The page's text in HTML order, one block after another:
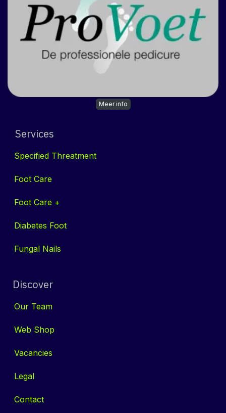
Meer info
Services
Specified Threatment
Foot Care
Foot Care +
Diabetes Foot
Fungal Nails
Discover
Our Tea​​m
Web Shop
Vacancies
Legal
Cont​​act